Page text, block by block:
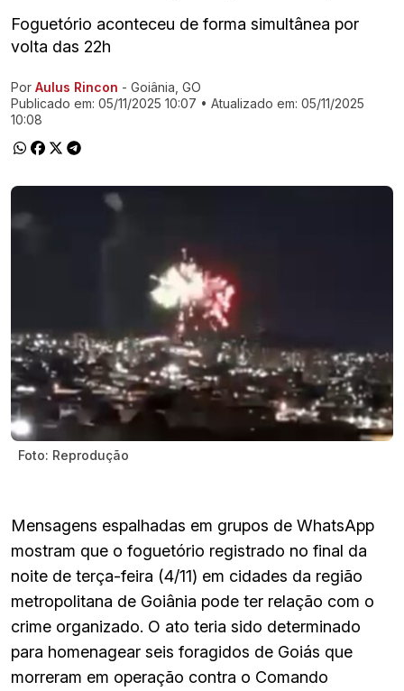
Foguetório aconteceu de forma simultânea por
volta das 22h
Ir direto pra matéria
Por Aulus Rincon - Goiânia, GO
Publicado em: 05/11/2025 10:07 • Atualizado em: 05/11/2025
10:08
Foto: Reprodução
Mensagens espalhadas em grupos de WhatsApp
mostram que o foguetório registrado no final da
noite de terça-feira (4/11) em cidades da região
metropolitana de Goiânia pode ter relação com o
crime organizado. O ato teria sido determinado
para homenagear seis foragidos de Goiás que
morreram em operação contra o Comando